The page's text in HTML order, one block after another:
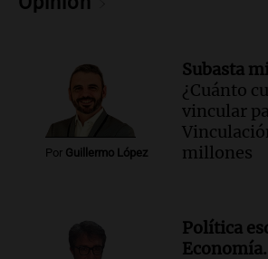
Audio.
Panorama Federal
Episodios
Por Guillermo López
Subasta
¿Cuánto
vincular
millones
Política
Economía.